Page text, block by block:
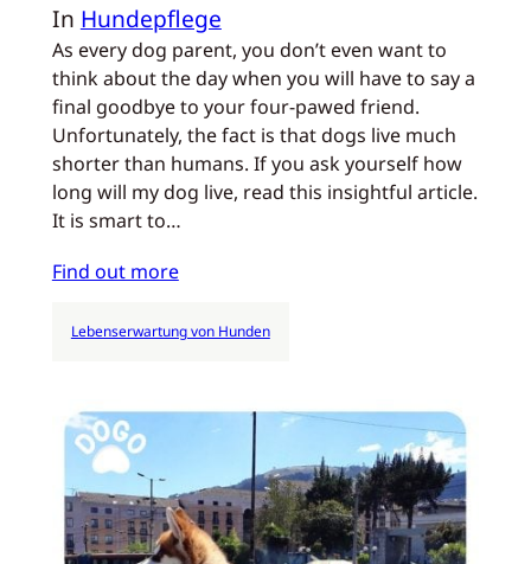
In Hundepflege
As every dog parent, you don’t even want to
think about the day when you will have to say a
final goodbye to your four-pawed friend.
Unfortunately, the fact is that dogs live much
shorter than humans. If you ask yourself how
long will my dog live, read this insightful article.
It is smart to…
Find out more
Lebenserwartung von Hunden